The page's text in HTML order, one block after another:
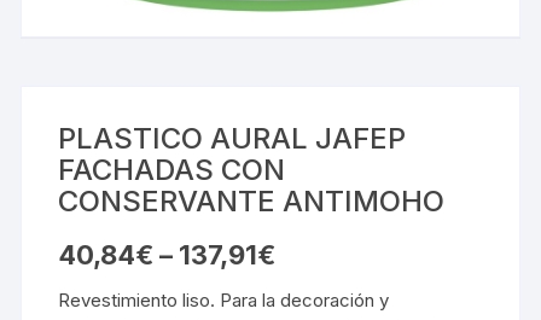
PLASTICO AURAL JAFEP
FACHADAS CON
CONSERVANTE ANTIMOHO
40,84€ – 137,91€
Revestimiento liso. Para la decoración y